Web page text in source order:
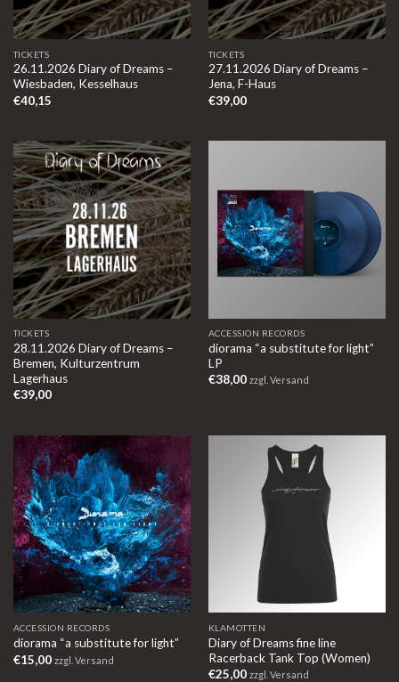
TICKETS
26.11.2026 Diary of Dreams –
Wiesbaden, Kesselhaus
€40,15
TICKETS
27.11.2026 Diary of Dreams –
Jena, F-Haus
€39,00
TICKETS
28.11.2026 Diary of Dreams –
Bremen, Kulturzentrum
Lagerhaus
€39,00
ACCESSION RECORDS
diorama “a substitute for light”
LP
€38,00 zzgl. Versand
ACCESSION RECORDS
diorama “a substitute for light”
€15,00 zzgl. Versand
KLAMOTTEN
Diary of Dreams fine line
Racerback Tank Top (Women)
€25,00 zzgl. Versand